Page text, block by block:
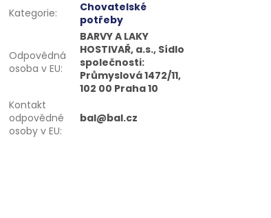
Kategorie:
Chovatelské
potřeby
Odpovědná
osoba v EU:
BARVY A LAKY
HOSTIVAŘ, a.s., Sídlo
společnosti:
Průmyslová 1472/11,
102 00 Praha 10
Kontakt
odpovědné
osoby v EU:
bal@bal.cz